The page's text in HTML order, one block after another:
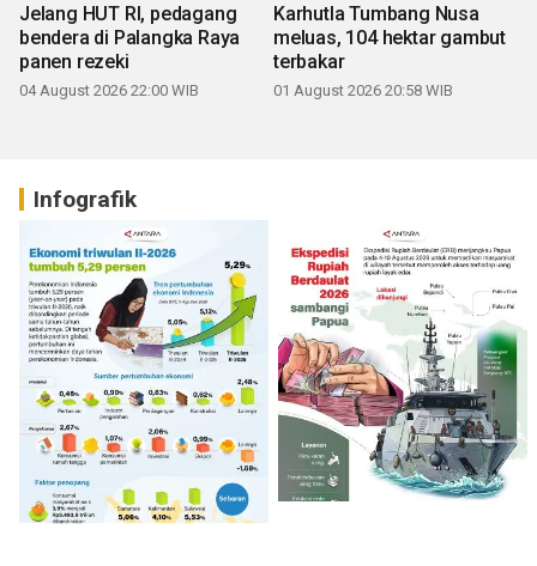
Jelang HUT RI, pedagang
bendera di Palangka Raya
panen rezeki
04 August 2026 22:00 WIB
Karhutla Tumbang Nusa
meluas, 104 hektar gambut
terbakar
01 August 2026 20:58 WIB
Infografik